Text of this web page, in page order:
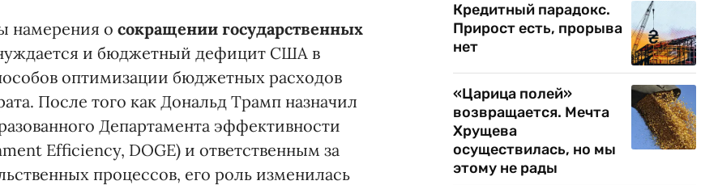
намерения о сокращении государственных
и бюджетный дефицит США в
оптимизации бюджетных расходов
После того как Дональд Трамп назначил
Департамента эффективности
Efficiency, DOGE) и ответственным за
процессов, его роль изменилась
Кредитный парадокс.
Прирост есть, прорыва
нет
«Царица полей»
возвращается. Мечта
Хрущева
осуществилась, но мы
этому не рады